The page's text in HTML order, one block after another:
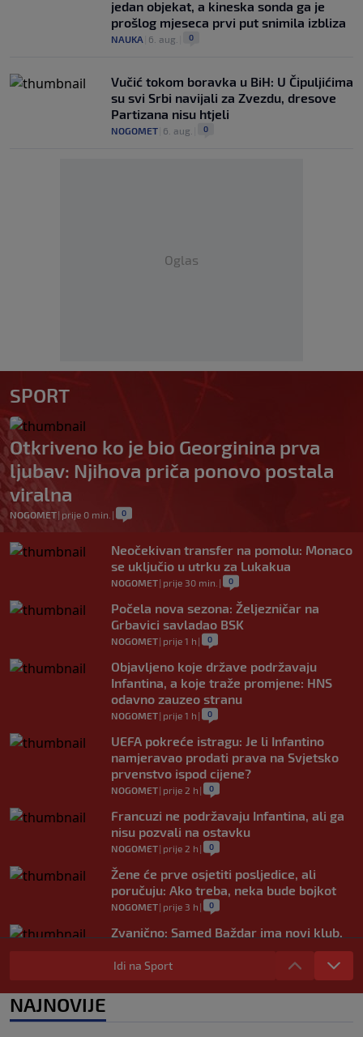
jedan objekat, a kineska sonda ga je
prošlog mjeseca prvi put snimila izbliza
NAUKA 6. aug. 0
Vučić tokom boravka u BiH: U Čipuljićima
su svi Srbi navijali za Zvezdu, dresove
Partizana nisu htjeli
NOGOMET 6. aug. 0
Oglas
SPORT
Otkriveno ko je bio Georginina prva
ljubav: Njihova priča ponovo postala
viralna
NOGOMET| prije 0 min. | 0
Neočekivan transfer na pomolu: Monaco
se uključio u utrku za Lukakua
NOGOMET| prije 30 min. | 0
Počela nova sezona: Željezničar na
Grbavici savladao BSK
NOGOMET| prije 1 h | 0
Objavljeno koje države podržavaju
Infantina, a koje traže promjene: HNS
odavno zauzeo stranu
NOGOMET| prije 1 h | 0
UEFA pokreće istragu: Je li Infantino
namjeravao prodati prava na Svjetsko
prvenstvo ispod cijene?
NOGOMET| prije 2 h | 0
Francuzi ne podržavaju Infantina, ali ga
nisu pozvali na ostavku
NOGOMET| prije 2 h | 0
Žene će prve osjetiti posljedice, ali
poručuju: Ako treba, neka bude bojkot
NOGOMET| prije 3 h | 0
Zvanično: Samed Baždar ima novi klub,
zadužio broj sa velikom "težinom"
NOGOMET|prije 5 h
Prije nekoliko godina zaludjela je
Idi na Sport
NAJNOVIJE